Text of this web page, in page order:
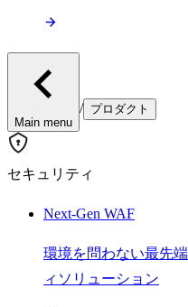
Main menu
/ プロダクト
セキュリティ
Next-Gen WAF
環境を問わない最先
ィソリューション